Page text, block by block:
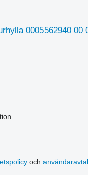
0005562940
och användaravtal